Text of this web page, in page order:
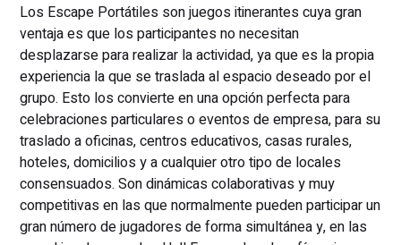
Los Escape Portátiles son juegos itinerantes cuya gran
ventaja es que los participantes no necesitan
desplazarse para realizar la actividad, ya que es la propia
experiencia la que se traslada al espacio deseado por el
grupo. Esto los convierte en una opción perfecta para
celebraciones particulares o eventos de empresa, para su
traslado a oficinas, centros educativos, casas rurales,
hoteles, domicilios y a cualquier otro tipo de locales
consensuados. Son dinámicas colaborativas y muy
competitivas en las que normalmente pueden participar un
gran número de jugadores de forma simultánea y, en las